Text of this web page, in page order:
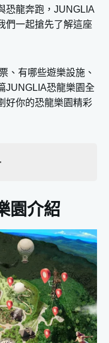
恐龍奔跑，JUNGLIA
們一起搶先了解這座
、有哪些遊樂設施、
JUNGLIA恐龍樂園全
好你的恐龍樂園精彩
格
看
的恐龍追逐乘車冒險
的高空滑索
園介紹